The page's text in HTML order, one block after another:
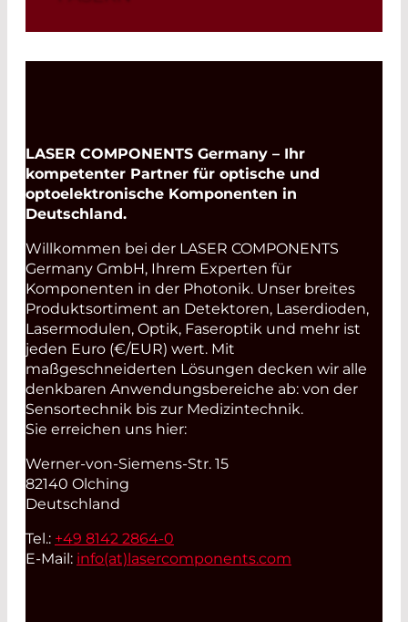
Read More
LASER COMPONENTS Germany – Ihr
kompetenter Partner für optische und
optoelektronische Komponenten in
Deutschland.
Willkommen bei der LASER COMPONENTS
Germany GmbH, Ihrem Experten für
Komponenten in der Photonik. Unser breites
Produktsortiment an Detektoren, Laserdioden,
Lasermodulen, Optik, Faseroptik und mehr ist
jeden Euro (€/EUR) wert. Mit
maßgeschneiderten Lösungen decken wir alle
denkbaren Anwendungsbereiche ab: von der
Sensortechnik bis zur Medizintechnik.
Sie erreichen uns hier:
Werner-von-Siemens-Str. 15
82140 Olching
Deutschland
Tel.: +49 8142 2864-0
E-Mail: info(at) lasercomponents.com